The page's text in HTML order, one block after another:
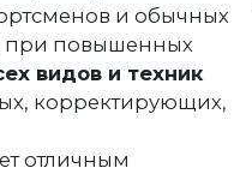
и обычных
при повышенных
видов и техник
корректирующих,
отличным